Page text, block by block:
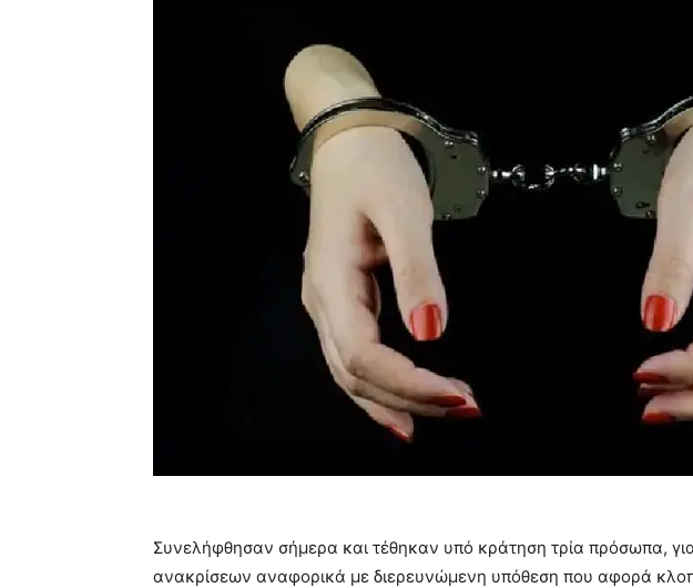
Συνελήφθησαν σήμερα και τέθηκαν υπό κράτηση τρία πρόσωπα,
ανακρίσεων αναφορικά με διερευνώμενη υπόθεση που αφορά